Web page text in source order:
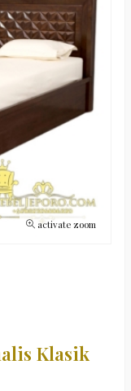
activate zoom
Klasik